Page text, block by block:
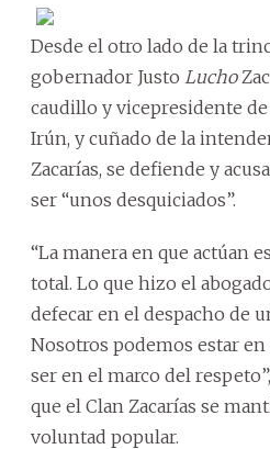
Desde el otro lado de la
gobernador Justo Lucho
caudillo y vicepresidente de
Irún, y cuñado de la
Zacarías, se defiende y
ser “unos desquiciados”.
“La manera en que actúan
total. Lo que hizo el
defecar en el despacho de
Nosotros podemos estar en
ser en el marco del
que el Clan Zacarías se
voluntad popular.